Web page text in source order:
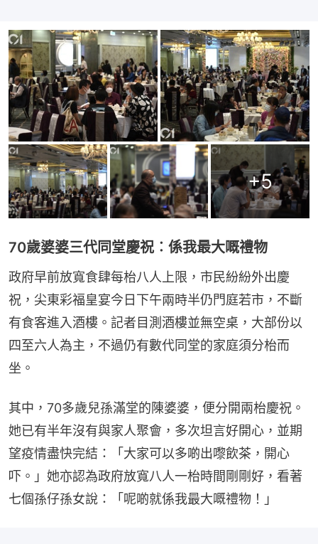
+5
70歲婆婆三代同堂慶祝︰係我最大嘅禮物
政府早前放寬食肆每枱八人上限，市民紛紛外出慶
祝，尖東彩福皇宴今日下午兩時半仍門庭若市，不斷
有食客進入酒樓。記者目測酒樓並無空桌，大部份以
四至六人為主，不過仍有數代同堂的家庭須分枱而
坐。
其中，70多歲兒孫滿堂的陳婆婆，便分開兩枱慶祝。
她已有半年沒有與家人聚會，多次坦言好開心，並期
望疫情盡快完結：「大家可以多啲出嚟飲茶，開心
吓。」她亦認為政府放寬八人一枱時間剛剛好，看著
七個孫仔孫女說：「呢啲就係我最大嘅禮物！」